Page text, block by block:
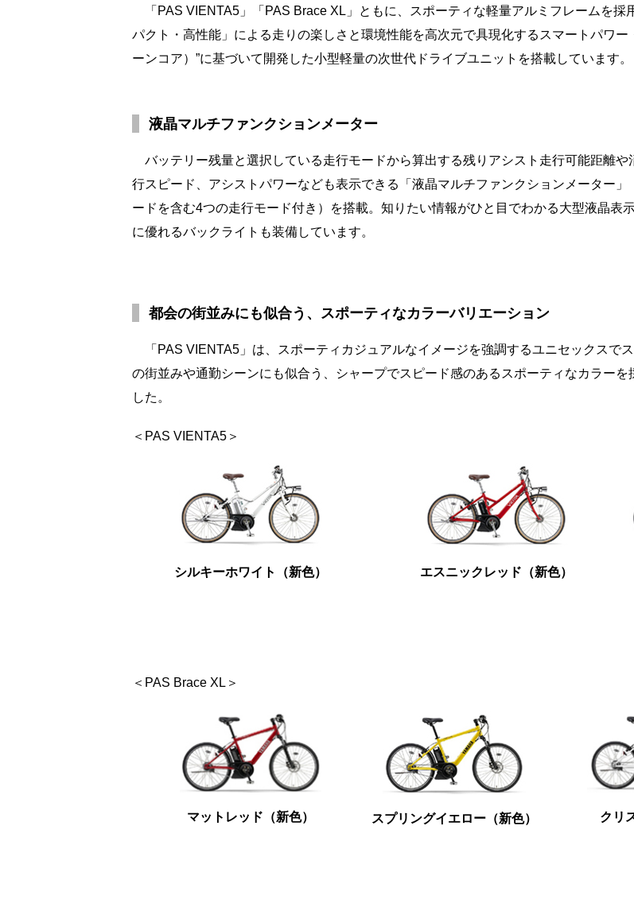
「PAS VIENTA5」「PAS Brace XL」ともに、スポーティな軽量アルミフレームを採
パクト・高性能」による走りの楽しさと環境性能を高次元で具現化するスマートパワ
ーンコア）”に基づいて開発した小型軽量の次世代ドライブユニットを搭載しています。
液晶マルチファンクションメーター
バッテリー残量と選択している走行モードから算出する残りアシスト走行可能距離や
行スピード、アシストパワーなども表示できる「液晶マルチファンクションメーター」
ードを含む4つの走行モード付き）を搭載。知りたい情報がひと目でわかる大型液晶表
に優れるバックライトも装備しています。
都会の街並みにも似合う、スポーティなカラーバリエーション
「PAS VIENTA5」は、スポーティカジュアルなイメージを強調するユニセックスで
の街並みや通勤シーンにも似合う、シャープでスピード感のあるスポーティなカラー
した。
＜PAS VIENTA5＞
シルキーホワイト（新色） エスニックレッド（新色）
＜PAS Brace XL＞
マットレッド（新色） スプリングイエロー（新色） クリ